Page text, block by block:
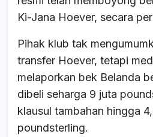
Ki-Jana Hoever, secara
Pihak klub tak
transfer Hoever, tetapi
melaporkan bek Belanda
dibeli seharga 9 juta
klausul tambahan hingga
poundsterling.